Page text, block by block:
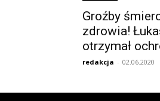
Groźby
zdrowia!
otrzymał
redakcja - 02.06.2020